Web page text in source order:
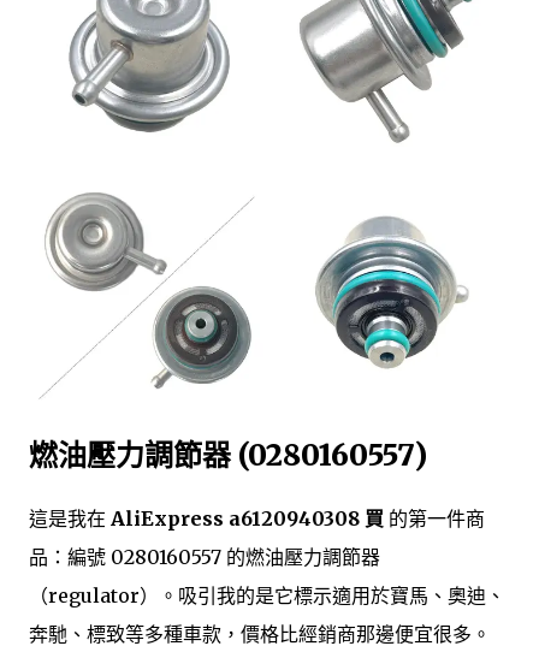
燃油壓力調節器 (0280160557)
這是我在 AliExpress a6120940308 買 的第一件商
品：編號 0280160557 的燃油壓力調節器
（regulator）。吸引我的是它標示適用於寶馬、奧迪、
奔馳、標致等多種車款，價格比經銷商那邊便宜很多。